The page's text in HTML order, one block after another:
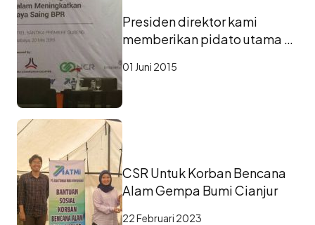
Presiden direktor kami
memberikan pidato utama di
dalam Meningkatakan Daya
01 Juni 2015
CSR Untuk Korban Bencana
Alam Gempa Bumi Cianjur
22 Februari 2023